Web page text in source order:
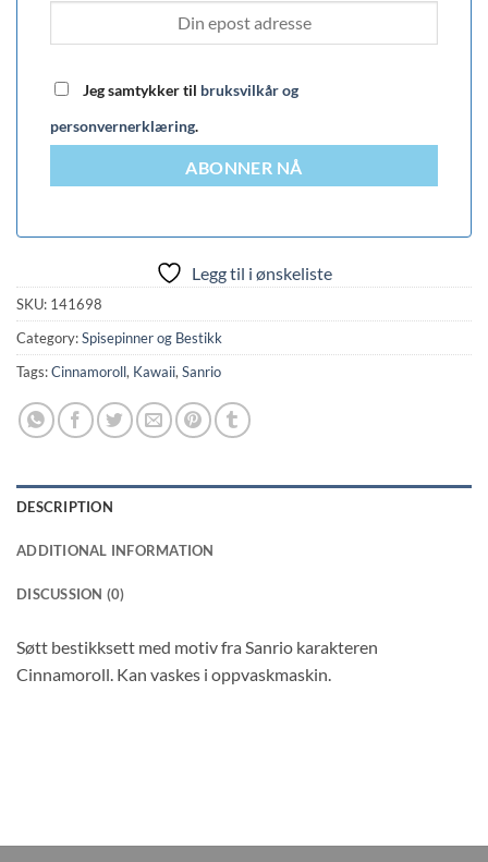
Jeg samtykker til bruksvilkår og
personvernerklæring.
ABONNER NÅ
Legg til i ønskeliste
SKU: 141698
Category:Spisepinner og Bestikk
Tags:Cinnamoroll, Kawaii, Sanrio
DESCRIPTION
ADDITIONAL INFORMATION
DISCUSSION (0)
Søtt bestikksett med motiv fra Sanrio karakteren
Cinnamoroll. Kan vaskes i oppvaskmaskin.